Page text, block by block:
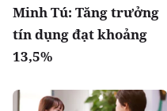
Minh Tú: Tăng trưởng
tín dụng đạt khoảng
13,5%